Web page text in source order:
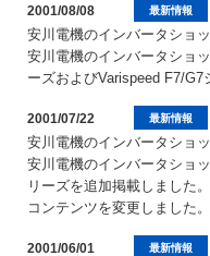
最新情報
2001/08/08
安川電機のインバータショ
安川電機のインバータショ
ーズおよびVarispeed F7/G7
最新情報
2001/07/22
安川電機のインバータショ
安川電機のインバータショ
リーズを追加掲載しました
コンテンツを変更しました。
最新情報
2001/06/01